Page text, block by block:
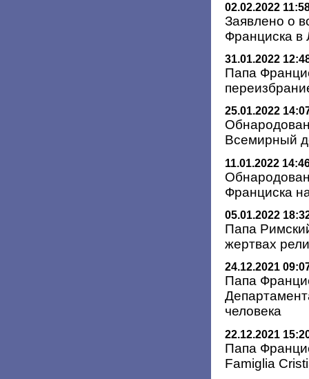
02.02.2022
Заявлено о
Франциска в
31.01.2022
Папа
25.01.2022
Всемирный
11.01.2022
Франциска
05.01.2022
Папа
жертвах
24.12.2021
Папа
человека
22.12.2021
Папа
Famiglia